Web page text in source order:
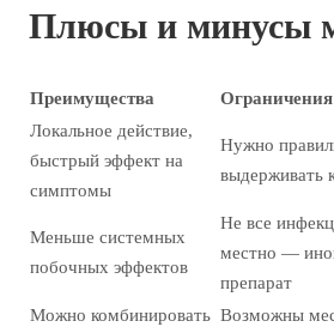
Плюсы и минусы
Преимущества
Ограничения
Локальное действие,
быстрый эффект на
симптомы
Нужно
выдерживать
Меньше системных
побочных эффектов
Не все
местно —
препарат
Можно комбинировать Возможны